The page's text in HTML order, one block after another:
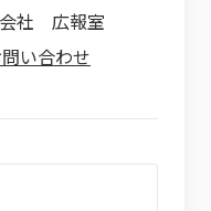
会社 広報室
い合わせ